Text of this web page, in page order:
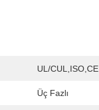
UL/cUL,ISO,CE
Üç Fazlı